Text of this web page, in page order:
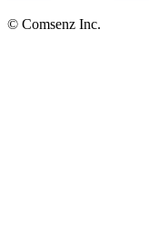
© Comsenz Inc.